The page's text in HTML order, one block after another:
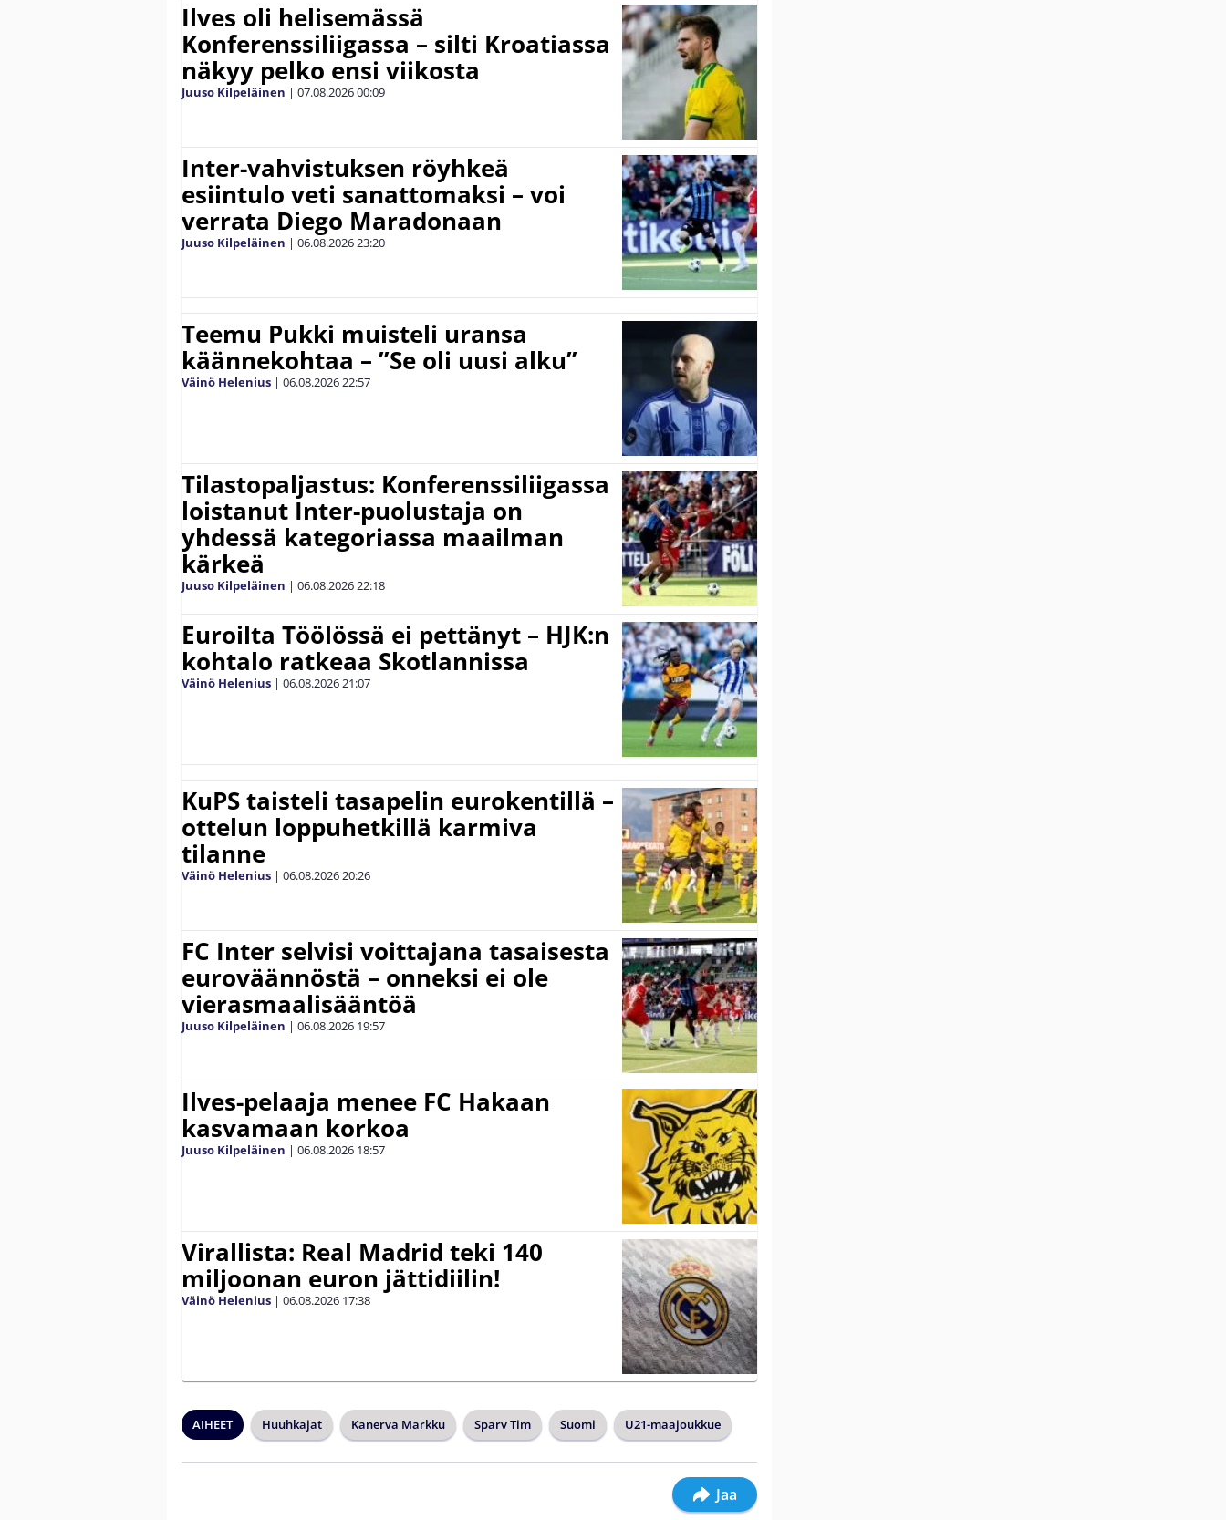
Ilves oli helisemässä
Konferenssiliigassa – silti Kroatiassa
näkyy pelko ensi viikosta
Juuso Kilpeläinen | 07.08.202600:09
Inter-vahvistuksen röyhkeä
esiintulo veti sanattomaksi – voi
verrata Diego Maradonaan
Juuso Kilpeläinen | 06.08.202623:20
Teemu Pukki muisteli uransa
käännekohtaa – ”Se oli uusi alku”
Väinö Helenius | 06.08.202622:57
Tilastopaljastus: Konferenssiliigassa
loistanut Inter-puolustaja on
yhdessä kategoriassa maailman
kärkeä
Juuso Kilpeläinen | 06.08.202622:18
Euroilta Töölössä ei pettänyt – HJK:n
kohtalo ratkeaa Skotlannissa
Väinö Helenius | 06.08.202621:07
KuPS taisteli tasapelin eurokentillä –
ottelun loppuhetkillä karmiva
tilanne
Väinö Helenius | 06.08.202620:26
FC Inter selvisi voittajana tasaisesta
euroväännöstä – onneksi ei ole
vierasmaalisääntöä
Juuso Kilpeläinen | 06.08.2026 19:57
Ilves-pelaaja menee FC Hakaan
kasvamaan korkoa
Juuso Kilpeläinen | 06.08.2026 18:57
Virallista: Real Madrid teki 140
miljoonan euron jättidiilin!
Väinö Helenius | 06.08.2026 17:38
AIHEET Huuhkajat Kanerva Markku Sparv Tim Suomi U21-maajoukkue
Jaa